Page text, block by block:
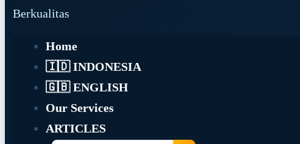
Berkualitas
Home
🇮🇩 INDONESIA
🇬🇧 ENGLISH
Our Services
ARTICLES